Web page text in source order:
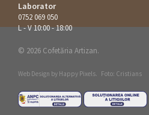
Laborator
0752 069 050
L - V 10:00 - 18:00
© 2026 Cofetăria Artizan.
Web Design by Happy Pixels. Foto: Cristians